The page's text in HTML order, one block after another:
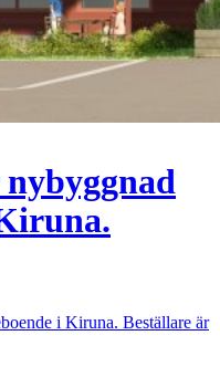
i Kiruna. Beställare är